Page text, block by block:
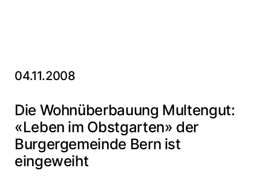
04.11.2008
Die Wohnüberbauung Multengut:
«Leben im Obstgarten» der
Burgergemeinde Bern ist
eingeweiht